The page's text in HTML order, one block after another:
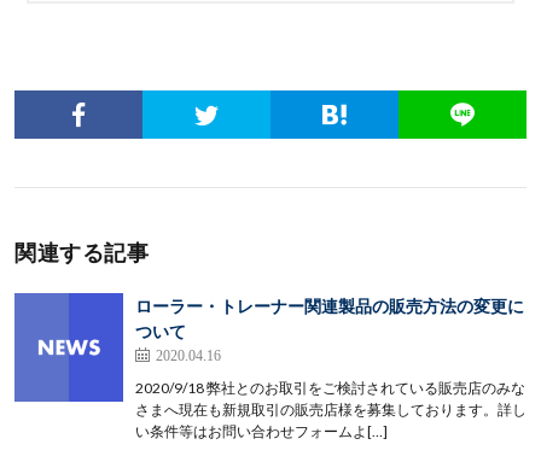
関連する記事
ローラー・トレーナー関連製品の販売方法の変更に
ついて
2020.04.16
2020/9/18 弊社とのお取引をご検討されている販売店のみな
さまへ現在も新規取引の販売店様を募集しております。詳し
い条件等はお問い合わせフォームよ[…]